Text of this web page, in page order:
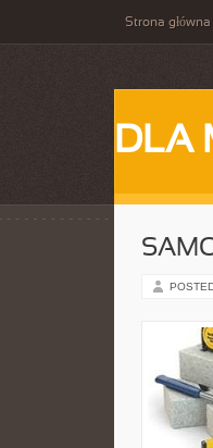
Strona główna
DLA